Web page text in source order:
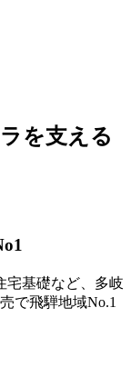
を支える
宅基礎など、多岐
で飛騨地域No.1